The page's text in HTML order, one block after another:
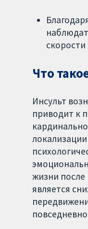
Что
Инсульт
приводит к
жизни после
является